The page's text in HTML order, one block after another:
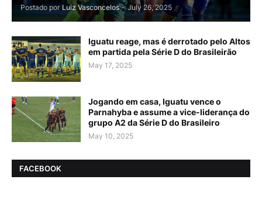
Postado por Luiz Vasconcelos - July 26, 2025
Iguatu reage, mas é derrotado pelo Altos
em partida pela Série D do Brasileirão
May 17, 2025
Jogando em casa, Iguatu vence o
Parnahyba e assume a vice-liderança do
grupo A2 da Série D do Brasileiro
May 10, 2025
FACEBOOK